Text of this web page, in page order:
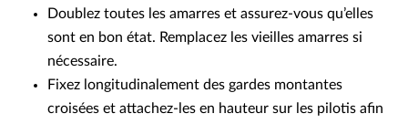
Doublez toutes les amarres et assurez-vous qu’elles
sont en bon état. Remplacez les vieilles amarres si
nécessaire.
Fixez longitudinalement des gardes montantes
croisées et attachez-les en hauteur sur les pilotis afin